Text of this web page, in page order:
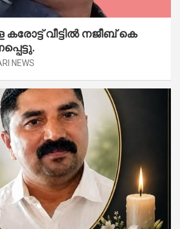
വീട്ടിൽ നജീബ് കെ
NEWS